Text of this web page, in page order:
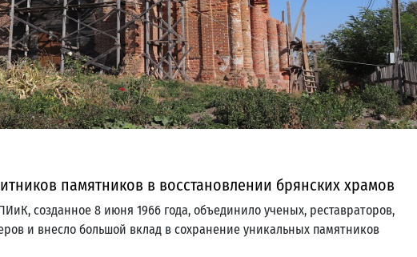
памятников в восстановлении брянских храмов
созданное 8 июня 1966 года, объединило ученых, реставраторов,
и внесло большой вклад в сохранение уникальных памятников